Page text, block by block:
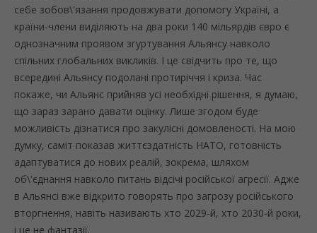
себе зобов\'язання продовжувати допомогу Україні, а
країни-члени виділяють на два роки 140 мільярдів євро є
однозначним проявом згуртування Альянсу навколо
спільних глобальних викликів. І це свідчить про те, що
всередині Альянсу подолані протиріччя і криза. Час
покаже, чи Альянс прийняв усі необхідні рішення, я думаю,
що зараз зарано давати оцінку. Лише згодом буде
можливість дізнатися про закулісні домовленості. На мою
думку, саміт показав життєздатність НАТО, готовність
адаптуватися до нових реалій, зокрема, шляхом
об\'єднання навколо питань відсічі російської агресії. Адже
в Альянсі вже відкрито говорять про загрозу російського
вторгнення, навіть називають хто 2029-й, хто 2030-й роки,
і це не фантазії.